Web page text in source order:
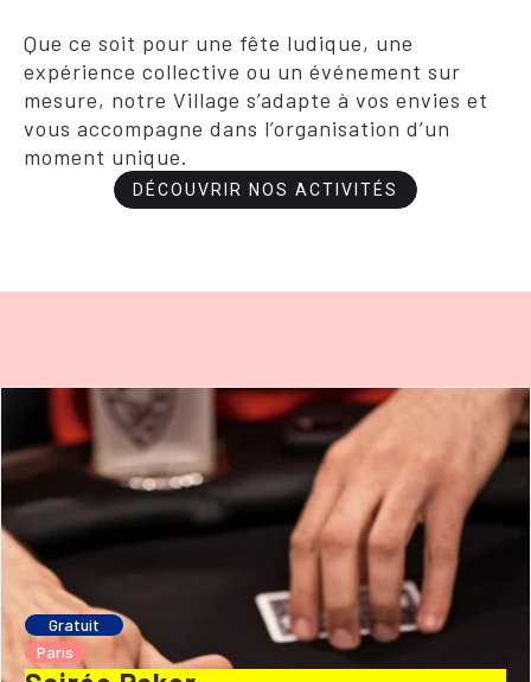
Que ce soit pour une fête ludique, une
expérience collective ou un événement sur
mesure, notre Village s’adapte à vos envies et
vous accompagne dans l’organisation d’un
moment unique.
DÉCOUVRIR NOS ACTIVITÉS
Gratuit
Paris